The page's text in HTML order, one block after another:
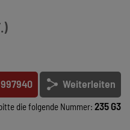
Weiterleiten
die folgende Nummer: 235 G3